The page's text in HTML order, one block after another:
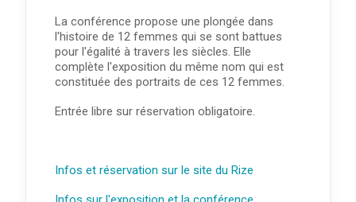
La conférence propose une plongée dans
l'histoire de 12 femmes qui se sont battues
pour l'égalité à travers les siècles. Elle
complète l'exposition du même nom qui est
constituée des portraits de ces 12 femmes.
Entrée libre sur réservation obligatoire.
Infos et réservation sur le site du Rize